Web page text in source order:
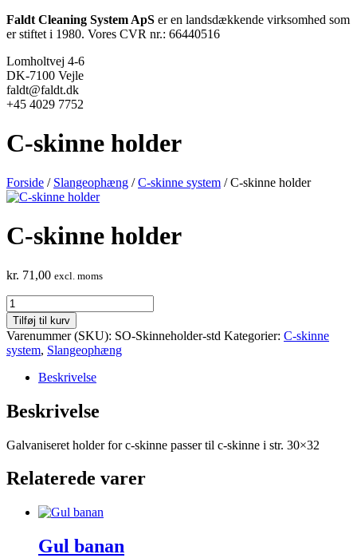
Faldt Cleaning System ApS er en landsdækkende virksomhed som
er stiftet i 1980. Vores CVR nr.: 66440516
Lomholtvej 4-6
DK-7100 Vejle
faldt@faldt.dk
+45 4029 7752
C-skinne holder
Forside / Slangeophæng /C-skinne system / C-skinne holder
C-skinne holder
kr. 71,00 excl. moms
C-
skinne
holder
antal
Tilføj til kurv
Varenummer (SKU): SO-Skinneholder-std Kategorier: C-skinne
system, Slangeophæng
Beskrivelse
Beskrivelse
Galvaniseret holder for c-skinne passer til c-skinne i str. 30×32
Relaterede varer
Gul banan